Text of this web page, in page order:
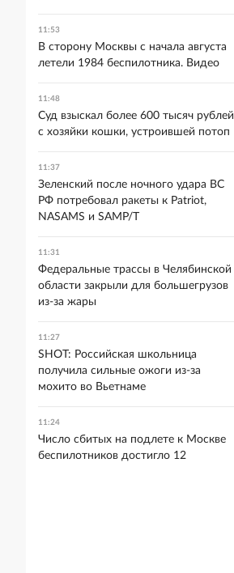
11:53
В сторону Москвы с начала августа
летели 1984 беспилотника. Видео
11:48
Суд взыскал более 600 тысяч рублей
с хозяйки кошки, устроившей потоп
11:37
Зеленский после ночного удара ВС
РФ потребовал ракеты к Patriot,
NASAMS и SAMP/T
11:31
Федеральные трассы в Челябинской
области закрыли для большегрузов
из-за жары
11:27
SHOT: Российская школьница
получила сильные ожоги из-за
мохито во Вьетнаме
11:24
Число сбитых на подлете к Москве
беспилотников достигло 12